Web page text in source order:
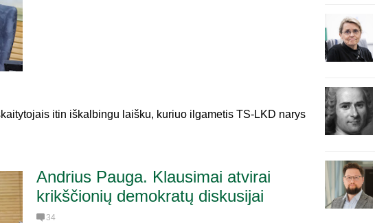
itin iškalbingu laišku, kuriuo ilgametis TS-LKD narys
Andrius Pauga. Klausimai atvirai
krikščionių demokratų diskusijai
34